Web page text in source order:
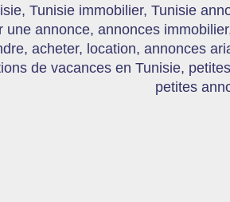
Tunisie immobilier, Tunisie
une annonce, annonces
acheter, location, annonces
de vacances en Tunisie,
petites